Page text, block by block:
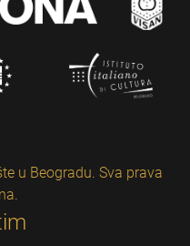
u Beogradu. Sva prava